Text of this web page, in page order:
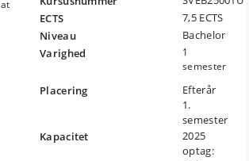
ECTS
7,5 ECTS
Niveau
Bachelor
Varighed
1
semester
Placering
Efterår
1.
semester
Kapacitet
2025
optag: